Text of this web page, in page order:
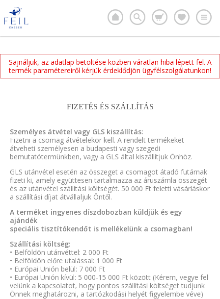
Sajnáljuk, az adatlap betöltése közben váratlan hiba lépett fel. A
termék paramétereiről kérjük érdeklődjön ügyfélszolgálatunkon!
FIZETÉS ÉS SZÁLLÍTÁS
Személyes átvétel vagy GLS kiszállítás:
Fizetni a csomag átvételekor kell. A rendelt termékeket
átveheti személyesen a budapesti vagy szegedi
bemutatótermünkben, vagy a GLS által kiszállítjuk Önhöz.
GLS utánvétel esetén az összeget a csomagot átadó futárnak
fizeti ki, amely együttesen tartalmazza az áruszámla összegét
és az utánvétel szállítási költségét. 50 000 Ft feletti vásárláskor
a szállítási díjat átvállaljuk Öntől.
A terméket ingyenes díszdobozban küldjük és egy
ajándék
speciális tisztítókendőt is mellékelünk a csomagban!
Szállítási költség:
• Belföldön utánvéttel: 2 000 Ft
• Belföldön előre utalással: 1 000 Ft
• Európai Unión belül: 7 000 Ft
• Európai Unión kívül: 5 000-15 000 Ft között (Kérem, vegye fel
velünk a kapcsolatot, hogy pontos szállítási költséget tudjunk
Önnek meghatározni, a tartózkodási helyét figyelembe véve)